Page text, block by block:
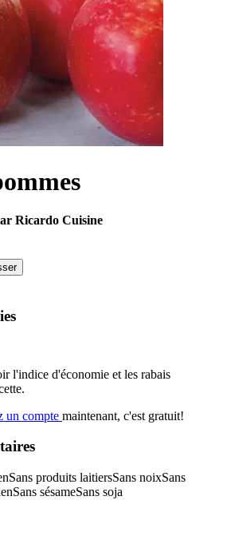
Ricardo Cuisine
l'indice d'économie et les rabais
un compte maintenant, c'est gratuit!
Sans produits laitiersSans noixSans
Sans sésameSans soja